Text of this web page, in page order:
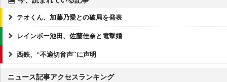
テオくん、加藤乃愛との破局を発表
レインボー池田、佐藤佳奈と電撃婚
西鉄、“不適切音声”に声明
ニュース記事アクセスランキング